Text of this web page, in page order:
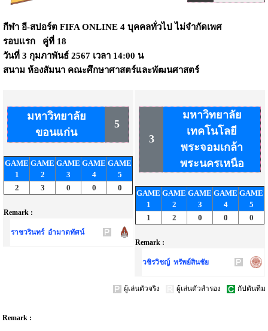
กีฬา อี-สปอร์ต FIFA ONLINE 4 บุคคลทั่วไป ไม่จำกัดเพศ
รอบแรก คู่ที่ 18
วันที่ 3 กุมภาพันธ์ 2567 เวลา 14:00 น
สนาม ห้องสัมนา คณะศึกษาศาสตร์และพัฒนศาสตร์
มหาวิทยาลัย
ขอนแก่น
5
GAME
1
GAME
2
GAME
3
GAME
4
GAME
5
2
3 0 0 0
Remark :
ราชวรินทร์ อำมาตทัศน์
3
มหาวิทยาลัย
เทคโนโลยี
พระจอมเกล้า
พระนครเหนือ
GAME
1
GAME
2
GAME
3
GAME
4
GAME
5
1
2 0 0 0
Remark :
วชิรวิชญ์ ทรัพย์สินชัย
ผู้เล่นตัวจริง ผู้เล่นตัวสำรอง กัปตันทีม
Remark :